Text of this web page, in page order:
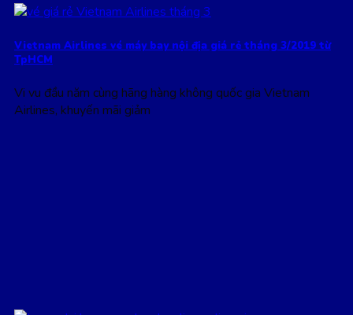
Vietnam Airlines vé máy bay nội địa giá rẻ tháng 3/2019 từ
TpHCM
Vi vu đầu năm cùng hãng hàng không quốc gia Vietnam
Airlines, khuyến mãi giảm